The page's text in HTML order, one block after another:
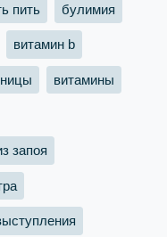
пить булимия
витамин b
витамины
запоя